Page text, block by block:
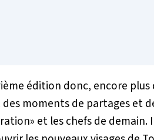
édition donc, encore plus
moments de partages et
et les chefs de